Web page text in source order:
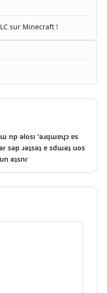
sur Minecraft !
np ǝlosı 'ǝɹqɯɐɥɔ ɐs
sǝp ɹǝʇsǝʇ ɐ sdɯǝʇ uos
ǝʇsnɾ